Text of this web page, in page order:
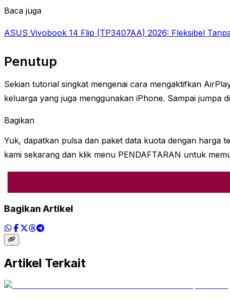
Baca juga
ASUS Vivobook 14 Flip (TP3407AA) 2026: Fleksibel
Penutup
Sekian tutorial singkat mengenai cara mengaktifkan
keluarga yang juga menggunakan iPhone. Sampai jumpa
Bagikan
Yuk, dapatkan pulsa dan paket data kuota dengan harga
kami sekarang dan klik menu PENDAFTARAN untuk
Bagikan Artikel
Artikel Terkait